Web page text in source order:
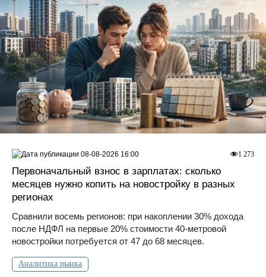
Первоначальный взнос в зарплатах: сколько
месяцев нужно копить на новостройку в разных
регионах
Сравнили восемь регионов: при накоплении 30% дохода
после НДФЛ на первые 20% стоимости 40-метровой
новостройки потребуется от 47 до 68 месяцев.
Аналитика рынка
1 273
08-08-2026 16:00